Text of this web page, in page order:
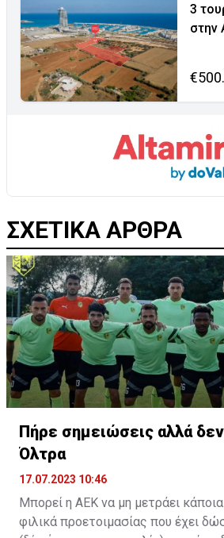
3
στην
ΣΧΕΤΙΚΑ ΑΡΘΡΑ
Πήρε σημειώσεις αλλά
Όλτρα
17.07.2023 10:46
Μπορεί η ΑΕΚ να μη μετράει
φιλικά προετοιμασίας που έχει